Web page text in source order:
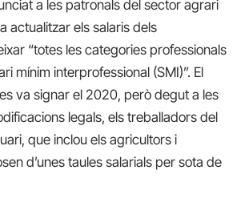
a les patronals del sector agrari
actualitzar els salaris dels
“totes les categories professionals
mínim interprofessional (SMI)”. El
va signar el 2020, però degut a les
legals, els treballadors del
que inclou els agricultors i
d’unes taules salarials per sota de